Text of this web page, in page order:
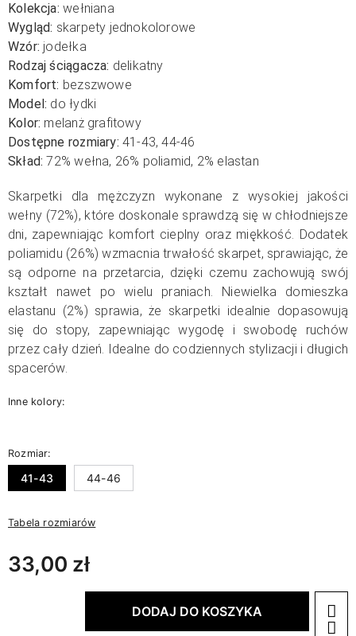
Kolekcja: wełniana
Wygląd: skarpety jednokolorowe
Wzór: jodełka
Rodzaj ściągacza: delikatny
Komfort: bezszwowe
Model: do łydki
Kolor: melanż grafitowy
Dostępne rozmiary: 41-43, 44-46
Skład: 72% wełna, 26% poliamid, 2% elastan
Skarpetki dla mężczyzn wykonane z wysokiej jakości
wełny (72%), które doskonale sprawdzą się w chłodniejsze
dni, zapewniając komfort cieplny oraz miękkość. Dodatek
poliamidu (26%) wzmacnia trwałość skarpet, sprawiając, że
są odporne na przetarcia, dzięki czemu zachowują swój
kształt nawet po wielu praniach. Niewielka domieszka
elastanu (2%) sprawia, że skarpetki idealnie dopasowują
się do stopy, zapewniając wygodę i swobodę ruchów
przez cały dzień. Idealne do codziennych stylizacji i długich
spacerów.
Inne kolory:
Rozmiar:
41-43 44-46
Tabela rozmiarów
33,00 zł
DODAJ DO KOSZYKA